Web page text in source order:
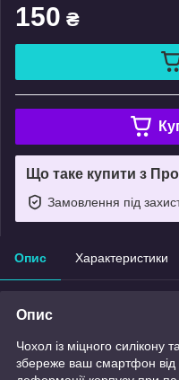
150 ₴
Що таке купити з
Замовлення під
Опис Характеристики
Опис
Чохол із міцного силікону
збереже ваш смартфон від